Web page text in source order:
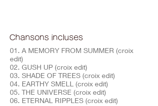
Chansons incluses
01. A MEMORY FROM SUMMER (croix
edit)
02. GUSH UP (croix edit)
03. SHADE OF TREES (croix edit)
04. EARTHY SMELL (croix edit)
05. THE UNIVERSE (croix edit)
06. ETERNAL RIPPLES (croix edit)